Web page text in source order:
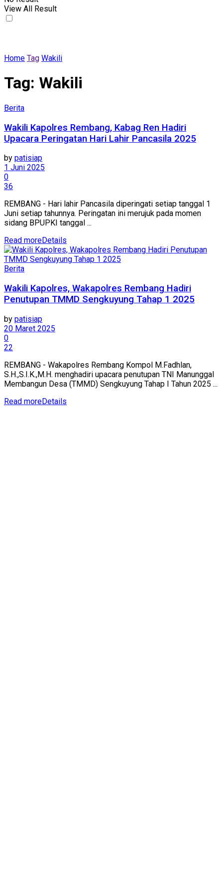
View All Result
Home Tag Wakili
Tag: Wakili
Berita
Wakili Kapolres Rembang, Kabag Ren Hadiri
Upacara Peringatan Hari Lahir Pancasila 2025
by patisiap
1 Juni 2025
0
36
REMBANG - Hari lahir Pancasila diperingati setiap tanggal 1
Juni setiap tahunnya. Peringatan ini merujuk pada momen
sidang BPUPKI tanggal ...
Read moreDetails
Berita
Wakili Kapolres, Wakapolres Rembang Hadiri
Penutupan TMMD Sengkuyung Tahap 1 2025
by patisiap
20 Maret 2025
0
22
REMBANG - Wakapolres Rembang Kompol M.Fadhlan,
S.H.,S.I.K.,M.H. menghadiri upacara penutupan TNI Manunggal
Membangun Desa (TMMD) Sengkuyung Tahap I Tahun 2025 ...
Read moreDetails